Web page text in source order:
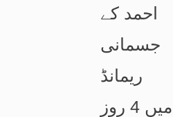
احمد کے
جسمانی
ریمانڈ
میں 4 روز